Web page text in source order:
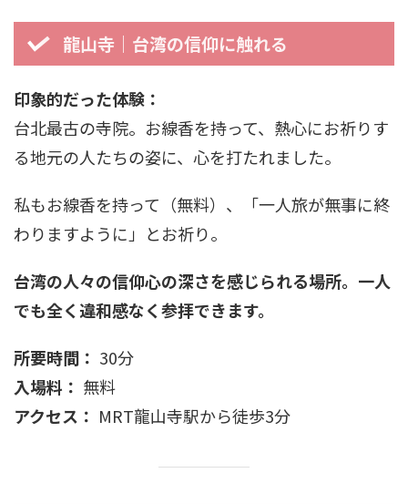
龍山寺｜台湾の信仰に触れる
印象的だった体験：
台北最古の寺院。お線香を持って、熱心にお祈りす
る地元の人たちの姿に、心を打たれました。
私もお線香を持って（無料）、「一人旅が無事に終
わりますように」とお祈り。
台湾の人々の信仰心の深さを感じられる場所。一人
でも全く違和感なく参拝できます。
所要時間： 30分
入場料： 無料
アクセス： MRT龍山寺駅から徒歩3分